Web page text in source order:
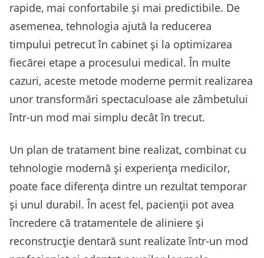
rapide, mai confortabile și mai predictibile. De
asemenea, tehnologia ajută la reducerea
timpului petrecut în cabinet și la optimizarea
fiecărei etape a procesului medical. În multe
cazuri, aceste metode moderne permit realizarea
unor transformări spectaculoase ale zâmbetului
într-un mod mai simplu decât în trecut.
Un plan de tratament bine realizat, combinat cu
tehnologie modernă și experiența medicilor,
poate face diferența dintre un rezultat temporar
și unul durabil. În acest fel, pacienții pot avea
încredere că tratamentele de aliniere și
reconstrucție dentară sunt realizate într-un mod